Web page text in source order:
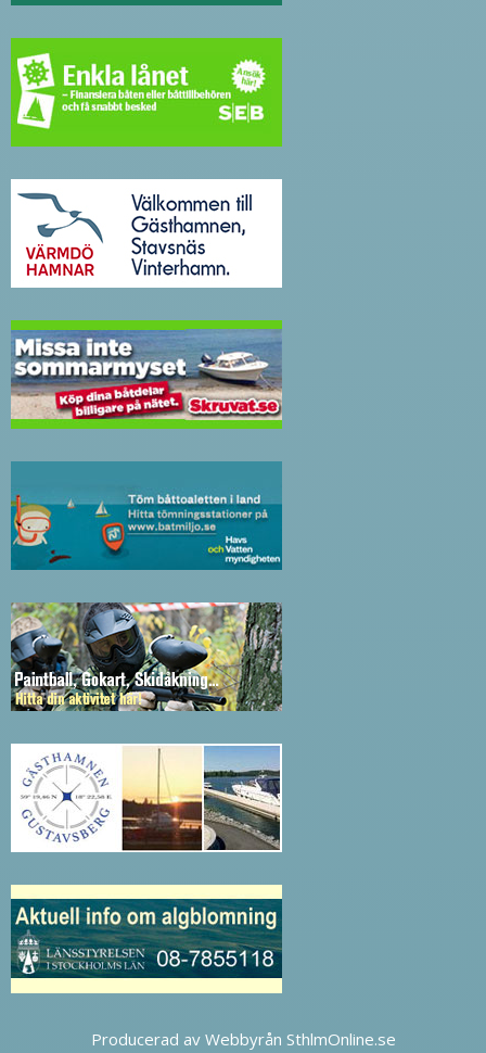
Producerad av Webbyrån SthlmOnline.se